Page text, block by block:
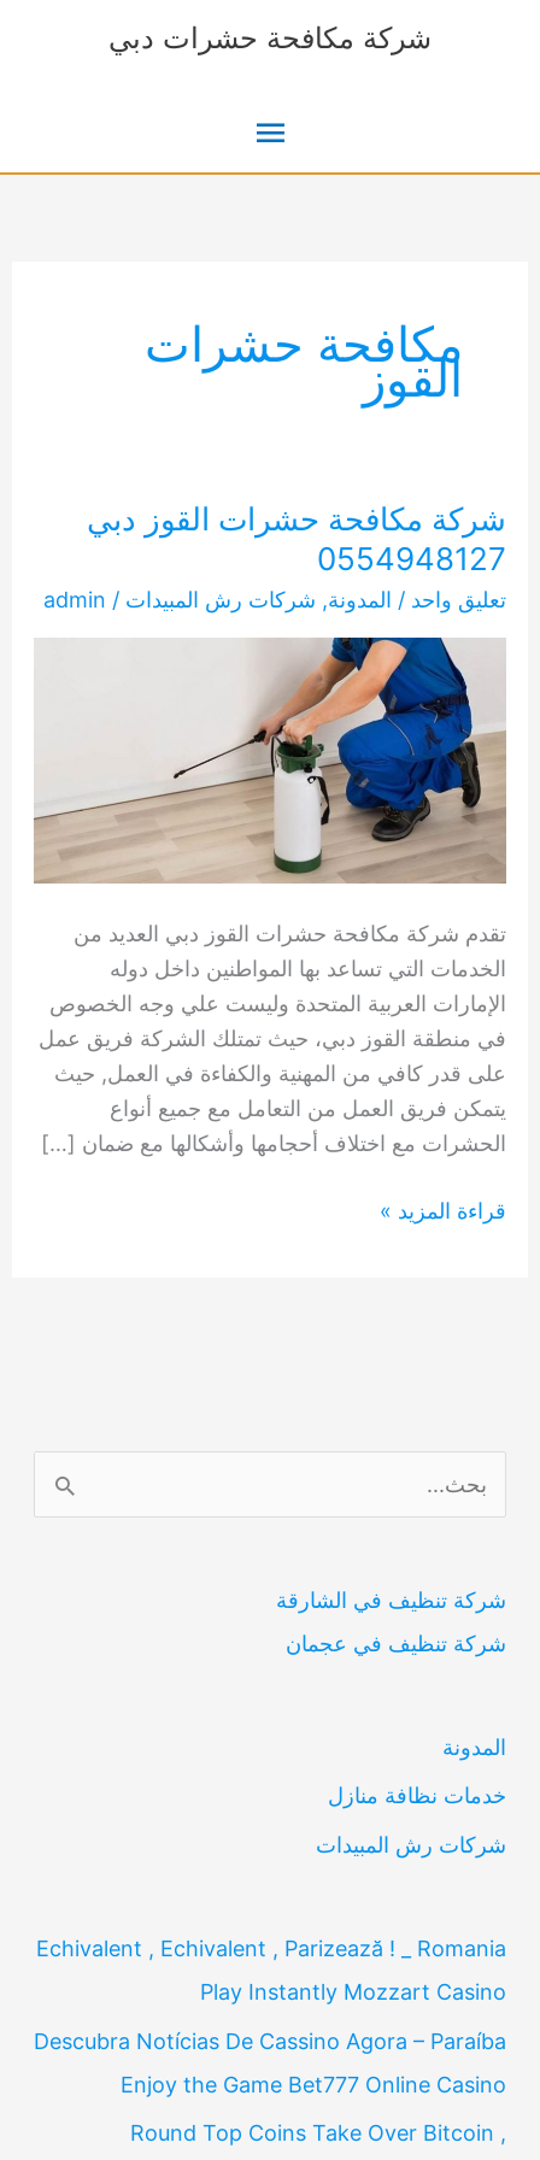
شركة مكافحة حشرات دبي
القائمة
مكافحة حشرات
القوز
شركة مكافحة حشرات القوز دبي
0554948127
تعليق واحد / المدونة, شركات رش المبيدات /
admin
تقدم شركة مكافحة حشرات القوز دبي العديد من
الخدمات التي تساعد بها المواطنين داخل دوله
الإمارات العربية المتحدة وليست علي وجه الخصوص
في منطقة القوز دبي، حيث تمتلك الشركة فريق عمل
على قدر كافي من المهنية والكفاءة في العمل, حيث
يتمكن فريق العمل من التعامل مع جميع أنواع
الحشرات مع اختلاف أحجامها وأشكالها مع ضمان […]
شركة
قراءة المزيد »
ل
ح
ث
شركة تنظيف في الشارقة
شركة تنظيف في عجمان
المدونة
خدمات نظافة منازل
شركات رش المبيدات
Echivalent , Echivalent , Parizează ! _ Romania
Play Instantly Mozzart Casino
Descubra Notícias De Cassino Agora – Paraíba
Enjoy the Game Bet777 Online Casino
Round Top Coins Take Over Bitcoin ,